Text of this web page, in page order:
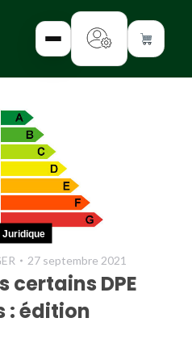
Juridique
27 septembre 2021
certains DPE
: édition